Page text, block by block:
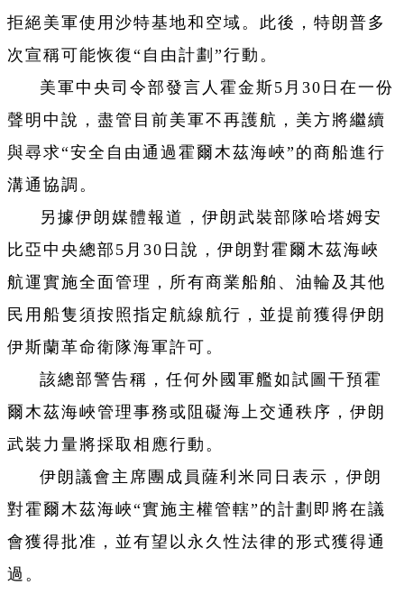
拒絕美軍使用沙特基地和空域。此後，特朗普多
次宣稱可能恢復“自由計劃”行動。
美軍中央司令部發言人霍金斯5月30日在一份
聲明中說，盡管目前美軍不再護航，美方將繼續
與尋求“安全自由通過霍爾木茲海峽”的商船進行
溝通協調。
另據伊朗媒體報道，伊朗武裝部隊哈塔姆安
比亞中央總部5月30日說，伊朗對霍爾木茲海峽
航運實施全面管理，所有商業船舶、油輪及其他
民用船隻須按照指定航線航行，並提前獲得伊朗
伊斯蘭革命衛隊海軍許可。
該總部警告稱，任何外國軍艦如試圖干預霍
爾木茲海峽管理事務或阻礙海上交通秩序，伊朗
武裝力量將採取相應行動。
伊朗議會主席團成員薩利米同日表示，伊朗
對霍爾木茲海峽“實施主權管轄”的計劃即將在議
會獲得批准，並有望以永久性法律的形式獲得通
過。